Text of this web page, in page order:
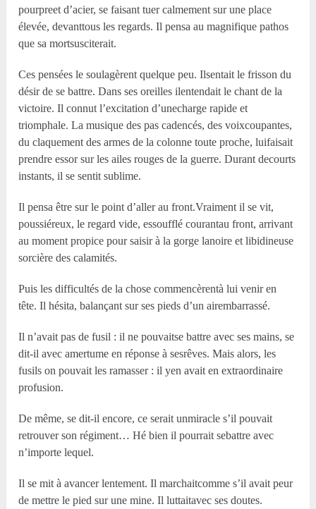
pourpreet d’acier, se faisant tuer calmement sur une place
élevée, devanttous les regards. Il pensa au magnifique pathos
que sa mortsusciterait.
Ces pensées le soulagèrent quelque peu. Ilsentait le frisson du
désir de se battre. Dans ses oreilles ilentendait le chant de la
victoire. Il connut l’excitation d’unecharge rapide et
triomphale. La musique des pas cadencés, des voixcoupantes,
du claquement des armes de la colonne toute proche, luifaisait
prendre essor sur les ailes rouges de la guerre. Durant decourts
instants, il se sentit sublime.
Il pensa être sur le point d’aller au front.Vraiment il se vit,
poussiéreux, le regard vide, essoufflé courantau front, arrivant
au moment propice pour saisir à la gorge lanoire et libidineuse
sorcière des calamités.
Puis les difficultés de la chose commencèrentà lui venir en
tête. Il hésita, balançant sur ses pieds d’un airembarrassé.
Il n’avait pas de fusil : il ne pouvaitse battre avec ses mains, se
dit-il avec amertume en réponse à sesrêves. Mais alors, les
fusils on pouvait les ramasser : il yen avait en extraordinaire
profusion.
De même, se dit-il encore, ce serait unmiracle s’il pouvait
retrouver son régiment… Hé bien il pourrait sebattre avec
n’importe lequel.
Il se mit à avancer lentement. Il marchaitcomme s’il avait peur
de mettre le pied sur une mine. Il luttaitavec ses doutes.